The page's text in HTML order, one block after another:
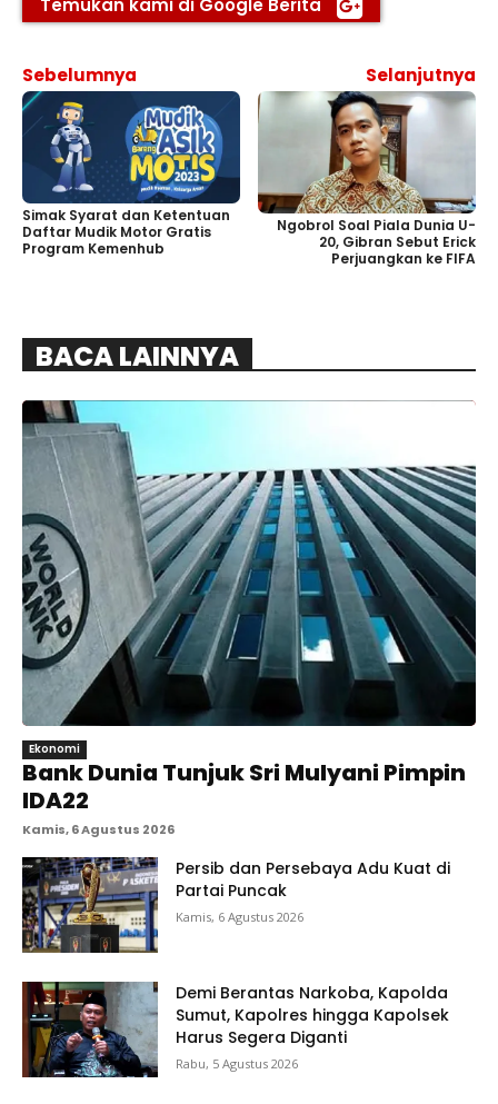
Temukan kami di Google Berita
Sebelumnya
Simak Syarat dan Ketentuan
Daftar Mudik Motor Gratis
Program Kemenhub
Selanjutnya
Ngobrol Soal Piala Dunia U-
20, Gibran Sebut Erick
Perjuangkan ke FIFA
BACA LAINNYA
Ekonomi
Bank Dunia Tunjuk Sri Mulyani Pimpin
IDA22
Kamis, 6 Agustus 2026
Persib dan Persebaya Adu Kuat di
Partai Puncak
Kamis, 6 Agustus 2026
Demi Berantas Narkoba, Kapolda
Sumut, Kapolres hingga Kapolsek
Harus Segera Diganti
Rabu, 5 Agustus 2026